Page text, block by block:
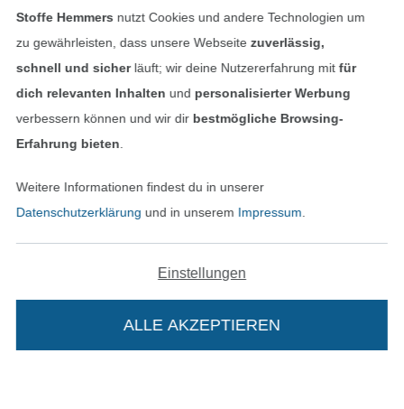
Alle Preise inkl. der gesetzl. MwSt.
Finde mehr Inspiration
Deutsch
Nederlands
In den niederländischen
(France)
In den
Stoffe Hemmers nutzt Cookies und andere Technologien um
zu gewährleisten, dass unsere Webseite zuverlässig,
schnell und sicherläuft; wir deine Nutzererfahrung mitfür
dich relevanten Inhalten und personalisierter Werbung
verbessern können und wir dir bestmögliche Browsing-
Erfahrung bieten
Weitere Informationen findest du in unserer
Datenschutzerklärung und in unserem Impressum
Einstellungen
ALLE AKZEPTIEREN